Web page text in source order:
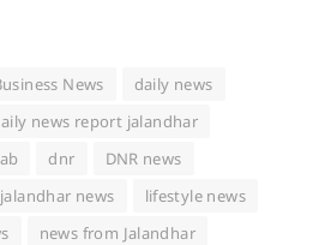
News
daily news
news report jalandhar
dnr
DNR news
jalandhar news
lifestyle news
news from Jalandhar